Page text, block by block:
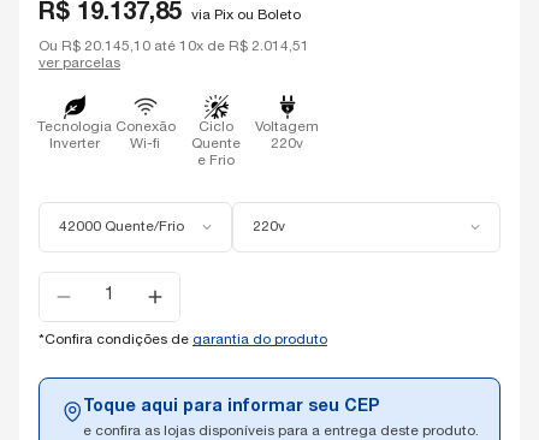
R$ 19.137,85 via Pix ou Boleto
Ou R$ 20.145,10 até 10x de R$ 2.014,51
ver parcelas
Tecnologia
Inverter
Conexão
Wi-fi
Ciclo
Quente
e Frio
Voltagem
220v
42000 Quente/Frio 220v
Selecione
*Confira condições de garantia do produto
Toque aqui para informar seu CEP
e confira as lojas disponíveis para a entrega deste produto.